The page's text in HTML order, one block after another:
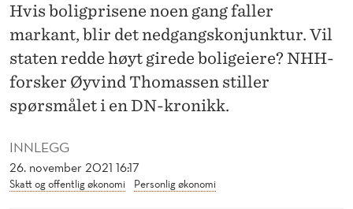
E
T
T
O
O
B
INNLEGG
26. november 2021 16:17
Skatt og offentlig økonomi Personlig økonomi
Hvis boligprisene noen gang faller
markant, blir det nedgangskonjunktur. Vil
staten redde høyt girede boligeiere? NHH-
forsker Øyvind Thomassen stiller
spørsmålet i en DN-kronikk.